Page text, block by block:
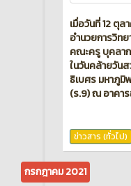
เมื่อวันที่ 12 ตุ
อำนวยการวิท
คณะครู บุคลา
ในวันคล้ายวัน
ธิเบศร มหาภู
(ร.9) ณ อาคา
ข่าวสาร (ทั่วไป)
กรกฎาคม 2021